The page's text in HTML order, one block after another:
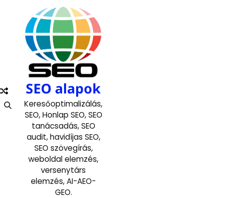
content
SEO alapok
Keresőoptimalizálás,
SEO, Honlap SEO, SEO
tanácsadás, SEO
audit, havidíjas SEO,
SEO szövegírás,
weboldal elemzés,
versenytárs
elemzés, AI-AEO-
GEO.